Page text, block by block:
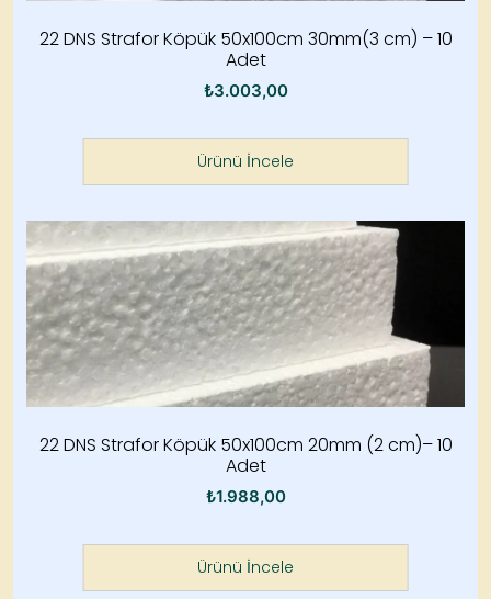
22 DNS Strafor Köpük 50x100cm 30mm(3 cm) – 10
Adet
₺3.003,00
Ürünü İncele
22 DNS Strafor Köpük 50x100cm 20mm (2 cm)– 10
Adet
₺1.988,00
Ürünü İncele